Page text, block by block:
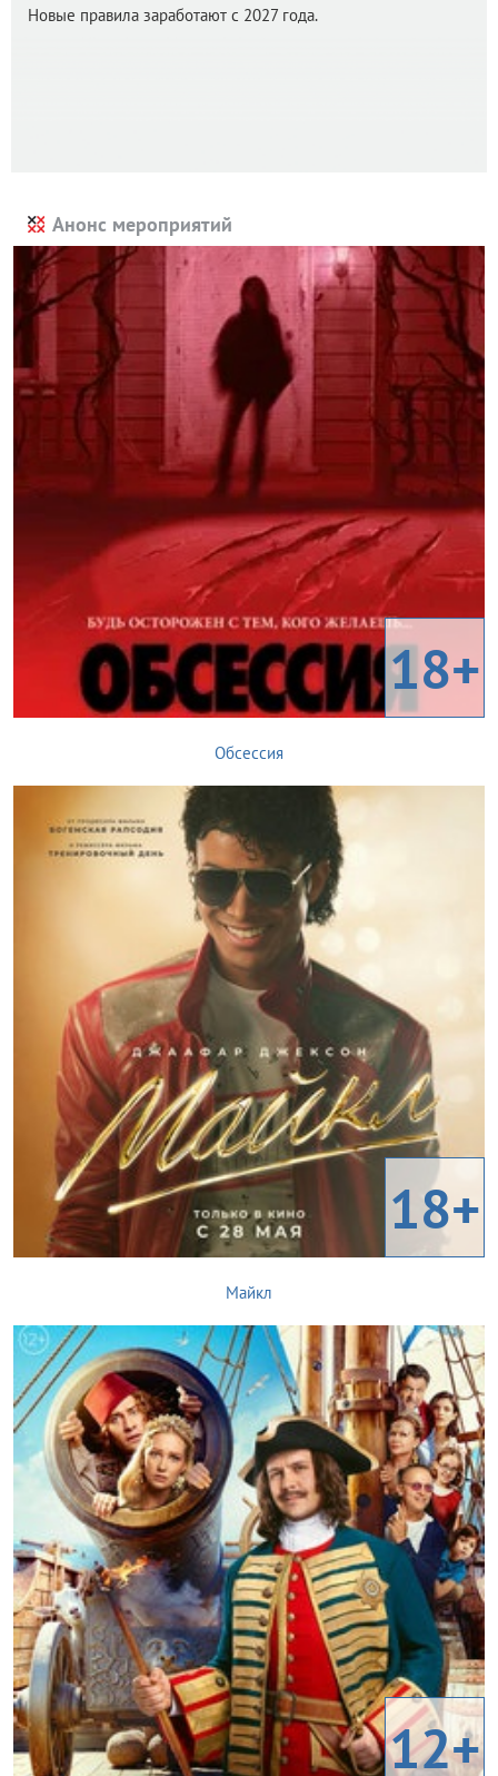
Новые правила заработают с 2027 года.
Анонс мероприятий
18+
Обсессия
18+
Майкл
12+